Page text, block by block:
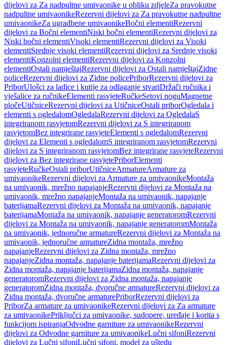
dijelovi za Za nadpultne umivaonike u obliku zdjeleZa pravokutne
nadpultne umivaonikeRezervni dijelovi za Za pravokutne nadpultne
umivaonikeZa ugradbene umivaonikeBočni elementiRezervni
dijelovi za Bočni elementiNiski bočni elementiRezervni dijelovi za
Niski bočni elementiVisoki elementiRezervni dijelovi za Visoki
elementiSrednje visoki elementiRezervni dijelovi za Srednje visoki
elementiKonzolni elementiRezervni dijelovi za Konzolni
elementiOstali namještajRezervni dijelovi za Ostali namještajZidne
policeRezervni dijelovi za Zidne policePriborRezervni dijelovi za
PriborUlošci za ladice i kutije za odlaganje stvariDržači ručnika i
vješalice za ručnikeElementi rasvjeteRučkeSetovi noguMagnetne
pločeUtičniceRezervni dijelovi za UtičniceOstali priborOgledala i
elementi s ogledalomOgledalaRezervni dijelovi za OgledalaS
integriranom rasvjetomRezervni dijelovi za S integriranom
rasvjetomBez integrirane rasvjeteElementi s ogledalomRezervni
dijelovi za Elementi s ogledalomS integriranom rasvjetomRezervni
dijelovi za S integriranom rasvjetomBez integrirane rasvjeteRezervni
dijelovi za Bez integrirane rasvjetePriborElementi
rasvjeteRučkeOstali priborUtičniceArmatureArmature za
umivaonikeRezervni dijelovi za Armature za umivaonikeMontaža
na umivaonik, mrežno napajanjeRezervni dijelovi za Montaža na
umivaonik, mrežno napajanjeMontaža na umivaonik, napajanje
baterijamaRezervni dijelovi za Montaža na umivaonik, napajanje
baterijamaMontaža na umivaonik, napajanje generatoromRezervni
dijelovi za Montaža na umivaonik, napajanje generatoromMontaža
na umivaonik, jednoručne armatureRezervni dijelovi za Montaža na
umivaonik, jednoručne armatureZidna montaža, mrežno
napajanjeRezervni dijelovi za Zidna montaža, mrežno
napajanjeZidna montaža, napajanje baterijamaRezervni dijelovi za
Zidna montaža, napajanje baterijamaZidna montaža, napajanje
generatoromRezervni dijelovi za Zidna montaža, napajanje
generatoromZidna montaža, dvoručne armatureRezervni dijelovi za
Zidna montaža, dvoručne armaturePriborRezervni dijelovi za
PriborZa armature za umivaonikeRezervni dijelovi za Za armature
za umivaonikePriključci za umivaonike, sudopere, uređaje i korita s
funkcijom ispiranjaOdvodne garniture za umivaonikeRezervni
dijelovi za Odvodne garniture za umivaonikeLučni sifoniRezervni
dijelovi za Lučni sifoniLučni sifoni, model za uštedu